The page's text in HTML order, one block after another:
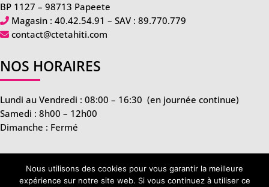
BP 1127 – 98713 Papeete
Magasin : 40.42.54.91 – SAV : 89.770.779
contact@ctetahiti.com
NOS HORAIRES
Lundi au Vendredi : 08:00 – 16:30 (en journée continue)
Samedi : 8h00 – 12h00
Dimanche : Fermé
Nous utilisons des cookies pour vous garantir la meilleure
expérience sur notre site web. Si vous continuez à utiliser ce